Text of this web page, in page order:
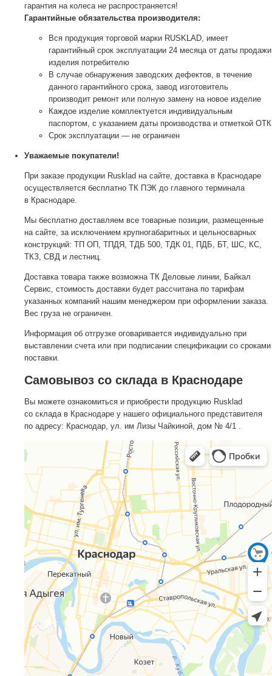
гарантия на колеса не распространяется!
Гарантийные обязательства производителя:
Вся продукция торговой марки RUSKLAD, имеет
гарантийный срок эксплуатации 24 месяца от даты продажи
изделия потребителю
В случае обнаружения заводских дефектов, в течение
данного гарантийного срока, завод изготовитель
производит ремонт или полную замену на новое изделие
Каждое изделие комплектуется индивидуальным
паспортом, с указанием даты производства и отметкой ОТК
Срок эксплуатации — не ограничен
Уважаемые покупатели!
При заказе продукции Rusklad на сайте, доставка в Краснодаре
осуществляется бесплатно ТК ПЭК до главного терминала
в Краснодаре.
Мы бесплатно доставляем все товарные позиции, размещенные
на сайте, за исключением крупногабаритных и цельносварных
конструкций: ТП ОП, ТПДЯ, ТДБ 500, ТДК 01, ПДБ, БТ, ШС, КС,
ТКЗ, СВД и лестниц.
Доставка товара также возможна ТК Деловые линии, Байкал
Сервис, стоимость доставки будет рассчитана по тарифам
указанных компаний нашим менеджером при оформлении заказа.
Вес груза не ограничен.
Информация об отгрузке оговаривается индивидуально при
выставлении счета или при подписании спецификации со сроками
поставки.
Самовывоз со склада в Краснодаре
Вы можете ознакомиться и приобрести продукцию Rusklad
со склада в Краснодаре у нашего официального представителя
по адресу: Краснодар, ул. им Лизы Чайкиной, дом № 4/1 .